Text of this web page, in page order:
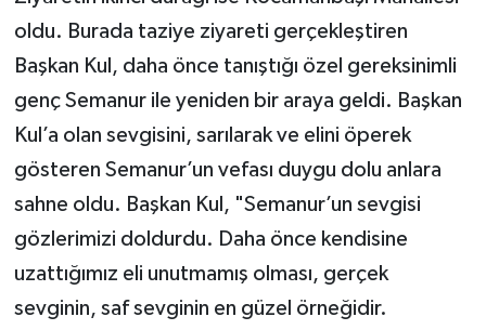
oldu. Burada taziye ziyareti gerçekleştiren
Başkan Kul, daha önce tanıştığı özel gereksinimli
genç Semanur ile yeniden bir araya geldi. Başkan
Kul’a olan sevgisini, sarılarak ve elini öperek
gösteren Semanur’un vefası duygu dolu anlara
sahne oldu. Başkan Kul, "Semanur’un sevgisi
gözlerimizi doldurdu. Daha önce kendisine
uzattığımız eli unutmamış olması, gerçek
sevginin, saf sevginin en güzel örneğidir.